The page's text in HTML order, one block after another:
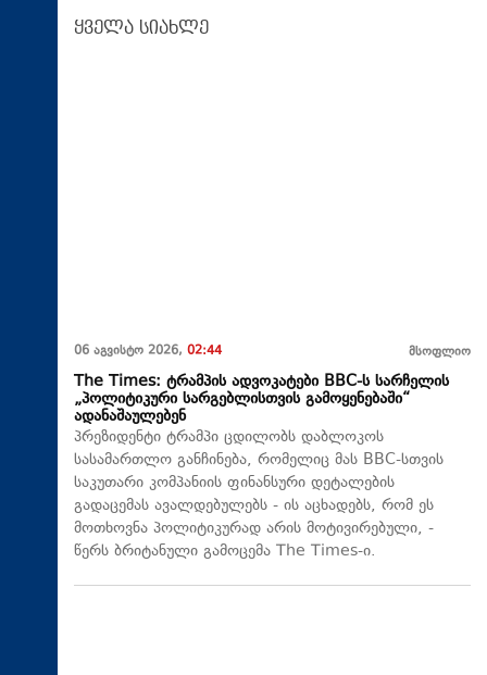
ყველა სიახლე
06 აგვისტო 2026, 02:44 მსოფლიო
The Times: ტრამპის ადვოკატები BBC-ს სარჩელის
„პოლიტიკური სარგებლისთვის გამოყენებაში“
ადანაშაულებენ
პრეზიდენტი ტრამპი ცდილობს დაბლოკოს
სასამართლო განჩინება, რომელიც მას BBC-სთვის
საკუთარი კომპანიის ფინანსური დეტალების
გადაცემას ავალდებულებს - ის აცხადებს, რომ ეს
მოთხოვნა პოლიტიკურად არის მოტივირებული, -
წერს ბრიტანული გამოცემა The Times-ი.